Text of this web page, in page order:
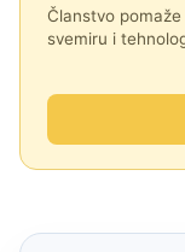
Članstvo
svemiru i